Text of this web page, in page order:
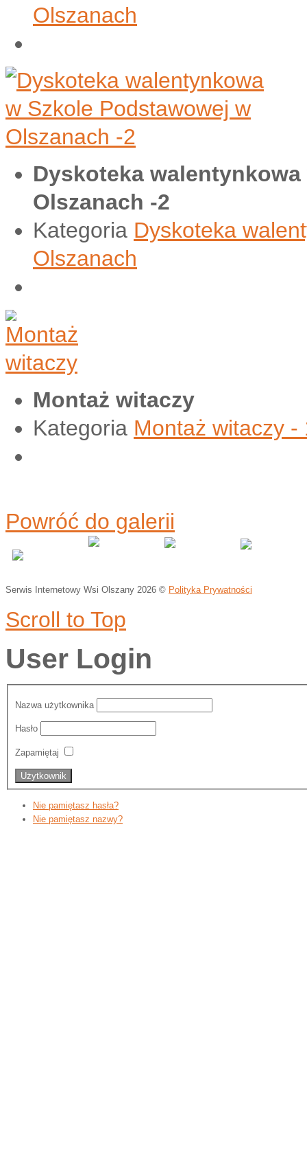
Olszanach
Dyskoteka
Olszanach -2
Kategoria Dyskoteka
Olszanach
Montaż witaczy
Kategoria Montaż witaczy -
Powróć do galerii
Serwis Internetowy Wsi Olszany 2026 © Polityka Prywatności
Scroll to Top
User Login
Nazwa użytkownika
Hasło
Zapamiętaj
Nie pamiętasz hasła?
Nie pamiętasz nazwy?